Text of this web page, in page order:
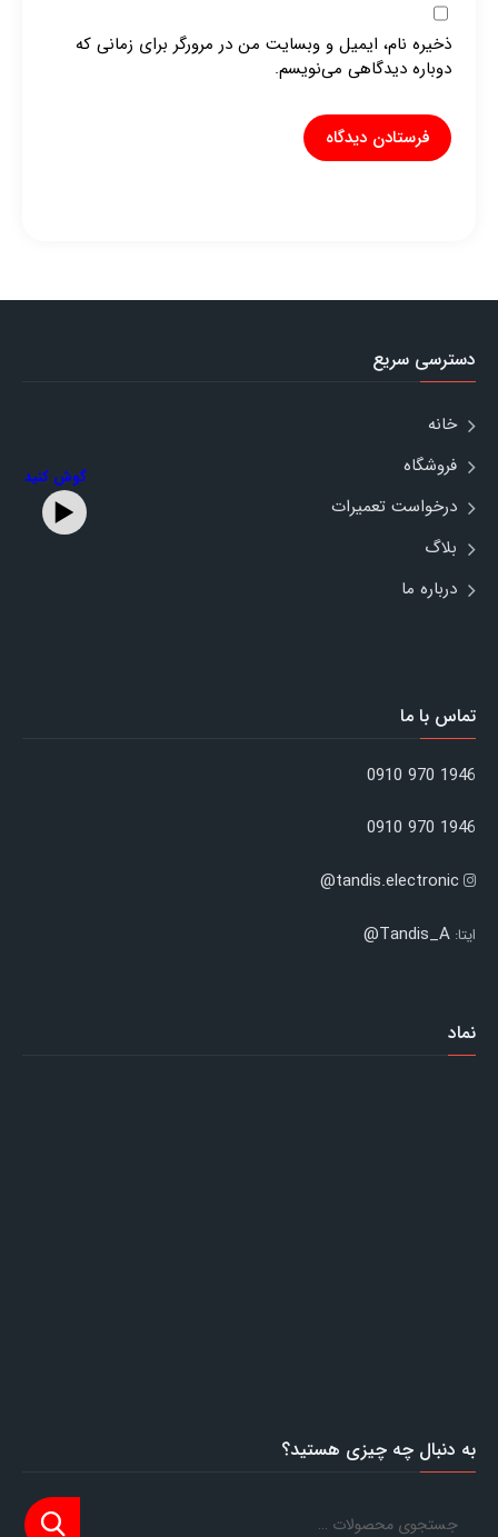
ذخیره نام، ایمیل و وبسایت من در مرورگر برای زمانی که
دوباره دیدگاهی می‌نویسم.
دسترسی سریع
خانه
فروشگاه
درخواست تعمیرات
بلاگ
درباره ما
گوش کنید
تماس با ما
1946 970 0910
1946 970 0910
tandis.electronic@
ایتا: Tandis_A@
نماد
به دنبال چه چیزی هستید؟